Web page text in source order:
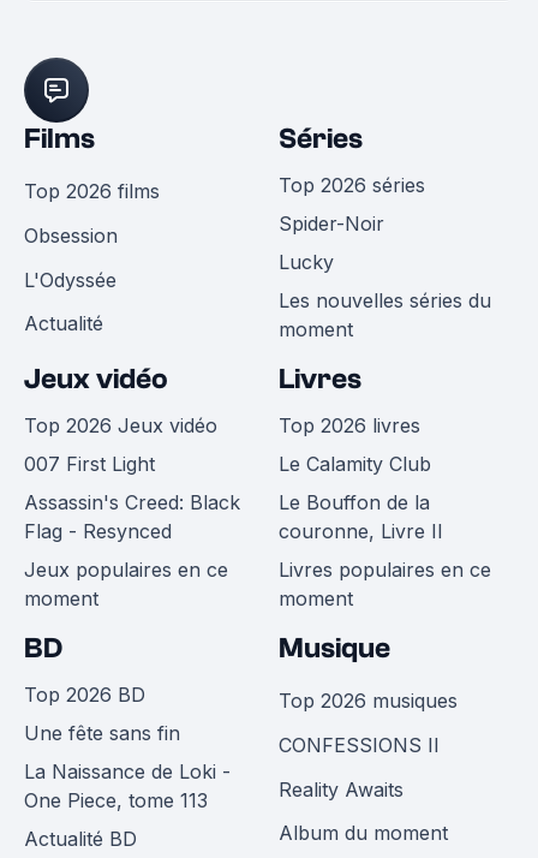
Films
Top 2026 films
Obsession
L'Odyssée
Actualité
Séries
Top 2026 séries
Spider-Noir
Lucky
Les nouvelles séries du
moment
Jeux vidéo
Top 2026 Jeux vidéo
007 First Light
Assassin's Creed: Black
Flag - Resynced
Jeux populaires en ce
moment
Livres
Top 2026 livres
Le Calamity Club
Le Bouffon de la
couronne, Livre II
Livres populaires en ce
moment
BD
Top 2026 BD
Une fête sans fin
La Naissance de Loki -
One Piece, tome 113
Actualité BD
Musique
Top 2026 musiques
CONFESSIONS II
Reality Awaits
Album du moment